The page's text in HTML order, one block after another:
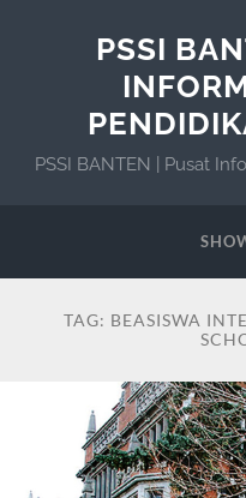
PSSI
PSSI BANTEN | Pusat
TAG: BEASISWA